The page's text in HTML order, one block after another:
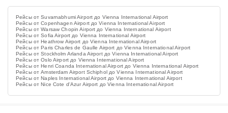
Рейсы от Suvarnabhumi Airport до Vienna International Airport
Рейсы от Copenhagen Airport до Vienna International Airport
Рейсы от Warsaw Chopin Airport до Vienna International Airport
Рейсы от Sofia Airport до Vienna International Airport
Рейсы от Heathrow Airport до Vienna International Airport
Рейсы от Paris Charles de Gaulle Airport до Vienna International Airport
Рейсы от Stockholm Arlanda Airport до Vienna International Airport
Рейсы от Oslo Airport до Vienna International Airport
Рейсы от Henri Coanda International Airport до Vienna International Airport
Рейсы от Amsterdam Airport Schiphol до Vienna International Airport
Рейсы от Naples International Airport до Vienna International Airport
Рейсы от Nice Cote d'Azur Airport до Vienna International Airport